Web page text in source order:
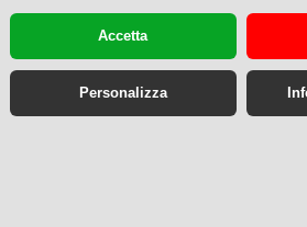
Accetta
Personalizza